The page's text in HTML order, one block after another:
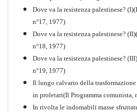
Dove va la resistenza palestinese?
n°17, 1977)
Dove va la resistenza palestinese?
n°18, 1977)
Dove va la resistenza palestinese?
n°19, 1977)
Il lungo calvario della
in proletari(Il Programma comunista,
In rivolta le indomabili masse